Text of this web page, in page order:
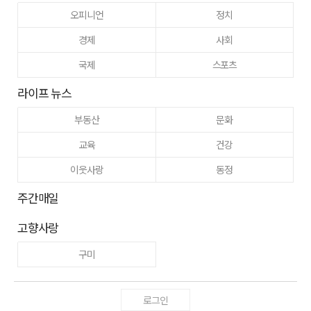
오피니언
정치
경제
사회
국제
스포츠
라이프 뉴스
부동산
문화
교육
건강
이웃사랑
동정
주간매일
고향사랑
구미
로그인